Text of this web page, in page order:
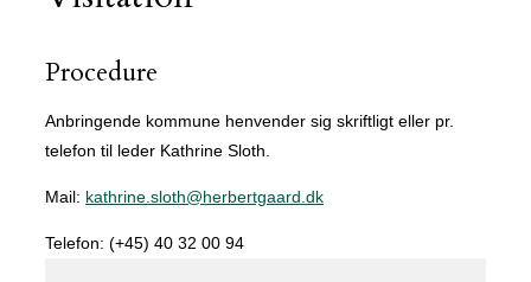
Procedure
Anbringende kommune henvender sig skriftligt eller pr.
telefon til leder Kathrine Sloth.
Mail: kathrine.sloth@herbertgaard.dk
Telefon: (+45) 40 32 00 94